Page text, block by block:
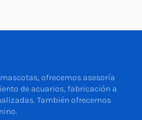
ofrecemos asesoría
de acuarios, fabricación a
También ofrecemos